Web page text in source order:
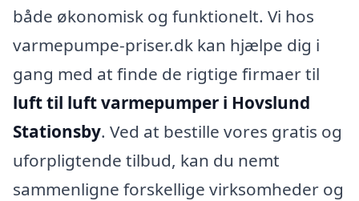
både økonomisk og funktionelt. Vi hos
varmepumpe-priser.dk kan hjælpe dig i
gang med at finde de rigtige firmaer til
luft til luft varmepumper i Hovslund
Stationsby. Ved at bestille vores gratis og
uforpligtende tilbud, kan du nemt
sammenligne forskellige virksomheder og